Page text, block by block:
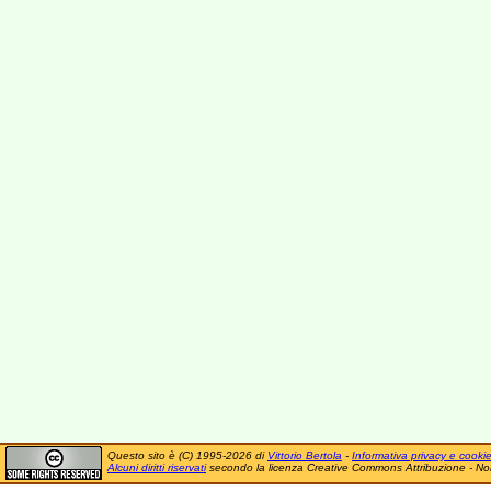
Questo sito è (C) 1995-2026 di Vittorio Bertola - Informativa privacy e cookie
Alcuni diritti riservatisecondo la licenza Creative Commons Attribuzione -